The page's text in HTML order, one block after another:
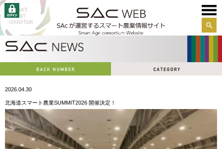
サイ
2026.04.30
北海道スマート農業SUMMIT2026 開催決定！